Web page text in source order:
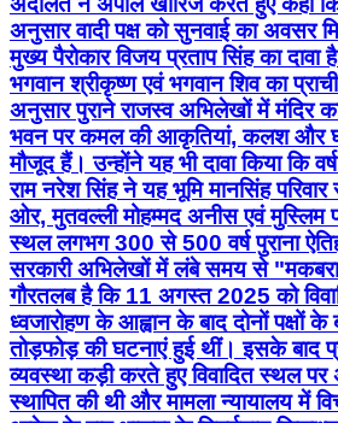
अनुसार वादी पक्ष को सुनवाई का अवसर
मुख्य पैरोकार विजय प्रताप सिंह का दावा
भगवान श्रीकृष्ण एवं भगवान शिव का
अनुसार पुराने राजस्व अभिलेखों में मंदिर
भवन पर कमल की आकृतियां, कलश और
मौजूद हैं। उन्होंने यह भी दावा किया कि
राम नरेश सिंह ने यह भूमि मानसिंह
ओर, मुतवल्ली मोहम्मद अनीस एवं मुस्लिम
स्थल लगभग 300 से 500 वर्ष पुराना
सरकारी अभिलेखों में लंबे समय से
गौरतलब है कि 11 अगस्त 2025 को
ध्वजारोहण के आह्वान के बाद दोनों पक्षों
तोड़फोड़ की घटनाएं हुई थीं। इसके बाद
व्यवस्था कड़ी करते हुए विवादित स्थल पर
स्थापित की थी और मामला न्यायालय में